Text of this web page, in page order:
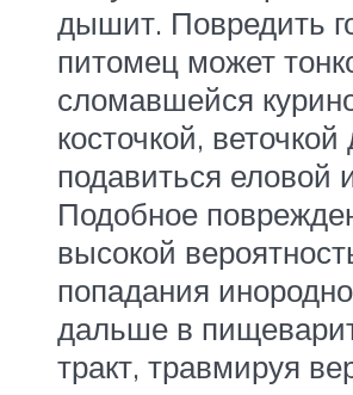
дышит. Повредить
питомец может
сломавшейся
косточкой,
подавиться еловой
Подобное
высокой
попадания
дальше в
тракт, травмируя